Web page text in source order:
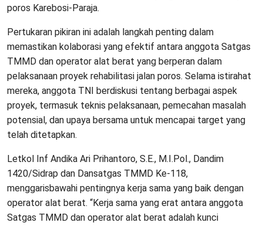
poros Karebosi-Paraja.
Pertukaran pikiran ini adalah langkah penting dalam
memastikan kolaborasi yang efektif antara anggota Satgas
TMMD dan operator alat berat yang berperan dalam
pelaksanaan proyek rehabilitasi jalan poros. Selama istirahat
mereka, anggota TNI berdiskusi tentang berbagai aspek
proyek, termasuk teknis pelaksanaan, pemecahan masalah
potensial, dan upaya bersama untuk mencapai target yang
telah ditetapkan.
Letkol Inf Andika Ari Prihantoro, S.E., M.I.Pol., Dandim
1420/Sidrap dan Dansatgas TMMD Ke-118,
menggarisbawahi pentingnya kerja sama yang baik dengan
operator alat berat. “Kerja sama yang erat antara anggota
Satgas TMMD dan operator alat berat adalah kunci